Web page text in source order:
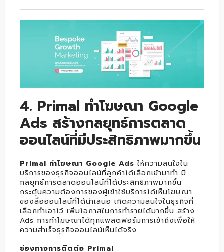
4. Primal ทำโฆษณา Google
Ads สร้างกลยุทธ์การตลาด
ออนไลน์ที่มีประสิทธิภาพมากขึ้น
Primal ทำโฆษณา Google Ads ให้ความสนใจใน
บริการของธุรกิจออนไลน์ที่ลูกค้าได้เลือกเข้ามาทำ มี
กลยุทธ์การตลาดออนไลน์ที่ได้ประสิทธิภาพมากขึ้น
กระตุ้นความต้องการของผู้เข้าใช้บริการได้เห็นโฆษณา
ของสื่อออนไลน์ที่ได้นำเสนอ เกิดความสนใจในธุรกิจที่
เลือกทำเอาไว้ เพิ่มโอกาสในการทำรายได้มากขึ้น สร้าง
Ads การทำโฆษณาได้ทุกแพลตฟอร์มการเข้าถึงเพื่อให้
ความสำเร็จธุรกิจออนไลน์เห็นได้จริง
ช่องทางการติดต่อ Primal